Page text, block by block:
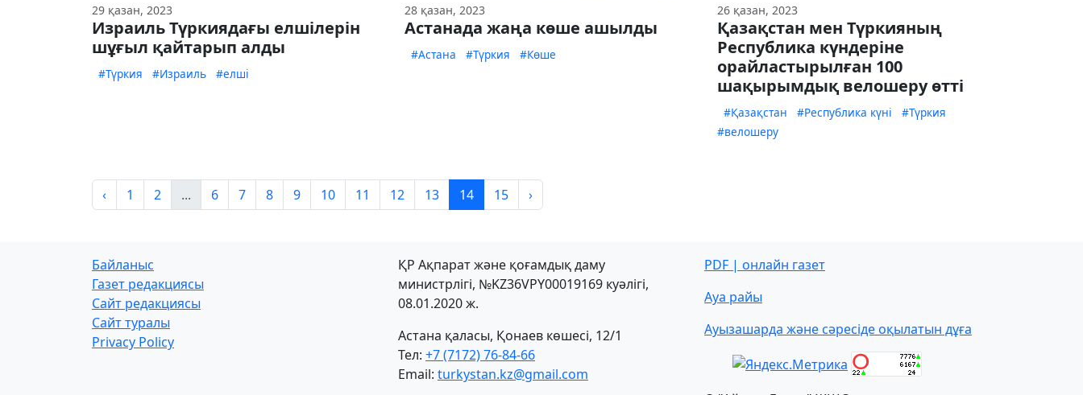
29 қазан, 2023
Израиль Түркиядағы елшілерін
шұғыл қайтарып алды
#Түркия #Израиль #елші
28 қазан, 2023
Астанада жаңа көше ашылды
#Астана #Түркия #Көше
26 қазан, 2023
Қазақстан мен Түркияның
Республика күндеріне
орайластырылған 100
шақырымдық велошеру өтті
#Қазақстан #Республика күні
#Түркия
#велошеру
‹ 1 2 ... 6 7 8 9 10 11 12 13 14 15 ›
Байланыс
Газет редакциясы
Сайт редакциясы
Сайт туралы
Privacy Policy
ҚР Ақпарат және қоғамдық даму
министрлігі, №KZ36VPY00019169 куәлігі,
08.01.2020 ж.
Астана қаласы, Қонаев көшесі, 12/1
Тел: +7 (7172) 76-84-66
Email: turkystan.kz@gmail.com
PDF | онлайн газет
Ауа райы
Ауызашарда және сәресіде оқылатын дұға